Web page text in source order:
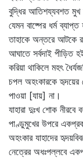
বুদ্ধির আতিশয্যবশত মুখ
যেমন বাষ্পের ধর্ম
তাহাকে অন্তরে আটকে
আঘাতে সর্বদাই পীড়িত
করিয়া থাকিলে মহৎ
চপল অহংকারকে হৃদয়ের
পাওয়া [যায়] না।
যাহারা দুঃখ শোক নীরবে
পাণ্ডুমুখের উপরে
অহংকার যাহাদের
নেত্রের অধঃপল্লবে